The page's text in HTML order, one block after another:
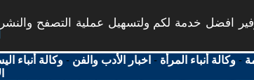
افضل خدمة لكم ولتسهيل عملية التصفح
-وكالة أنباء المرأة - اخبار الأدب والفن -وكالة أنباء